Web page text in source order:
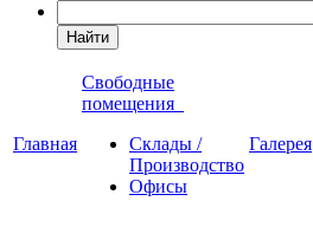
Найти
Главная
Свободные
помещения
Склады /
Производство
Офисы
Галерея